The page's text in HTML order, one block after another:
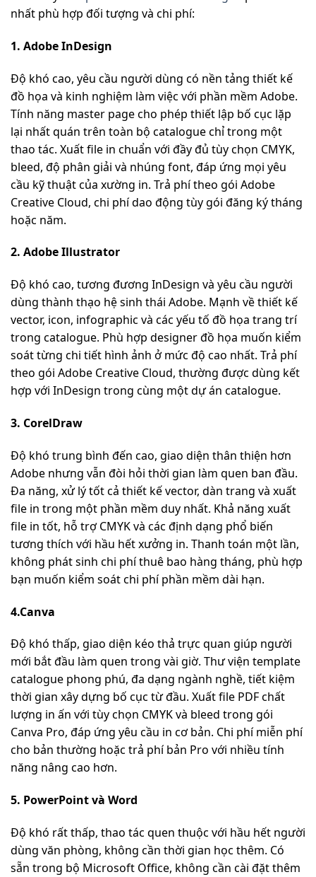
nhất phù hợp đối tượng và chi phí:
1. Adobe InDesign
Độ khó cao, yêu cầu người dùng có nền tảng thiết kế
đồ họa và kinh nghiệm làm việc với phần mềm Adobe.
Tính năng master page cho phép thiết lập bố cục lặp
lại nhất quán trên toàn bộ catalogue chỉ trong một
thao tác. Xuất file in chuẩn với đầy đủ tùy chọn CMYK,
bleed, độ phân giải và nhúng font, đáp ứng mọi yêu
cầu kỹ thuật của xường in. Trả phí theo gói Adobe
Creative Cloud, chi phí dao động tùy gói đăng ký tháng
hoặc năm.
2. Adobe Illustrator
Độ khó cao, tương đương InDesign và yêu cầu người
dùng thành thạo hệ sinh thái Adobe. Mạnh về thiết kế
vector, icon, infographic và các yếu tố đồ họa trang trí
trong catalogue. Phù hợp designer đồ họa muốn kiểm
soát từng chi tiết hình ảnh ở mức độ cao nhất. Trả phí
theo gói Adobe Creative Cloud, thường được dùng kết
hợp với InDesign trong cùng một dự án catalogue.
3. CorelDraw
Độ khó trung bình đến cao, giao diện thân thiện hơn
Adobe nhưng vẫn đòi hỏi thời gian làm quen ban đầu.
Đa năng, xử lý tốt cả thiết kế vector, dàn trang và xuất
file in trong một phần mềm duy nhất. Khả năng xuất
file in tốt, hỗ trợ CMYK và các định dạng phổ biến
tương thích với hầu hết xưởng in. Thanh toán một lần,
không phát sinh chi phí thuê bao hàng tháng, phù hợp
bạn muốn kiểm soát chi phí phần mềm dài hạn.
4.Canva
Độ khó thấp, giao diện kéo thả trực quan giúp người
mới bắt đầu làm quen trong vài giờ. Thư viện template
catalogue phong phú, đa dạng ngành nghề, tiết kiệm
thời gian xây dựng bố cục từ đầu. Xuất file PDF chất
lượng in ấn với tùy chọn CMYK và bleed trong gói
Canva Pro, đáp ứng yêu cầu in cơ bản. Chi phí miễn phí
cho bản thường hoặc trả phí bản Pro với nhiều tính
năng nâng cao hơn.
5. PowerPoint và Word
Độ khó rất thấp, thao tác quen thuộc với hầu hết người
dùng văn phòng, không cần thời gian học thêm. Có
sẵn trong bộ Microsoft Office, không cần cài đặt thêm